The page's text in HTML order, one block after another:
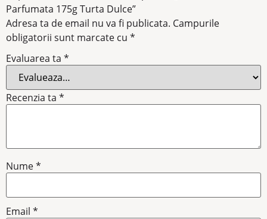
Parfumata 175g Turta Dulce”
Adresa ta de email nu va fi publicata. Campurile
obligatorii sunt marcate cu *
Evaluarea ta *
Recenzia ta *
Nume*
Email *